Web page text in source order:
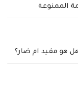
الممنوعة
هو مفيد ام ضار؟